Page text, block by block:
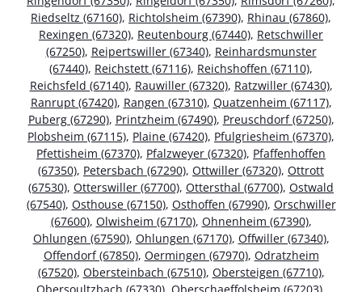
Riedseltz (67160), Richtolsheim (67390), Rhinau (67860),
Rexingen (67320), Reutenbourg (67440), Retschwiller
(67250), Reipertswiller (67340), Reinhardsmunster
(67440), Reichstett (67116), Reichshoffen (67110),
Reichsfeld (67140), Rauwiller (67320), Ratzwiller (67430),
Ranrupt (67420), Rangen (67310), Quatzenheim (67117),
Puberg (67290), Printzheim (67490), Preuschdorf (67250),
Plobsheim (67115), Plaine (67420), Pfulgriesheim (67370),
Pfettisheim (67370), Pfalzweyer (67320), Pfaffenhoffen
(67350), Petersbach (67290), Ottwiller (67320), Ottrott
(67530), Otterswiller (67700), Ottersthal (67700), Ostwald
(67540), Osthouse (67150), Osthoffen (67990), Orschwiller
(67600), Olwisheim (67170), Ohnenheim (67390),
Ohlungen (67590), Ohlungen (67170), Offwiller (67340),
Offendorf (67850), Oermingen (67970), Odratzheim
(67520), Obersteinbach (67510), Obersteigen (67710),